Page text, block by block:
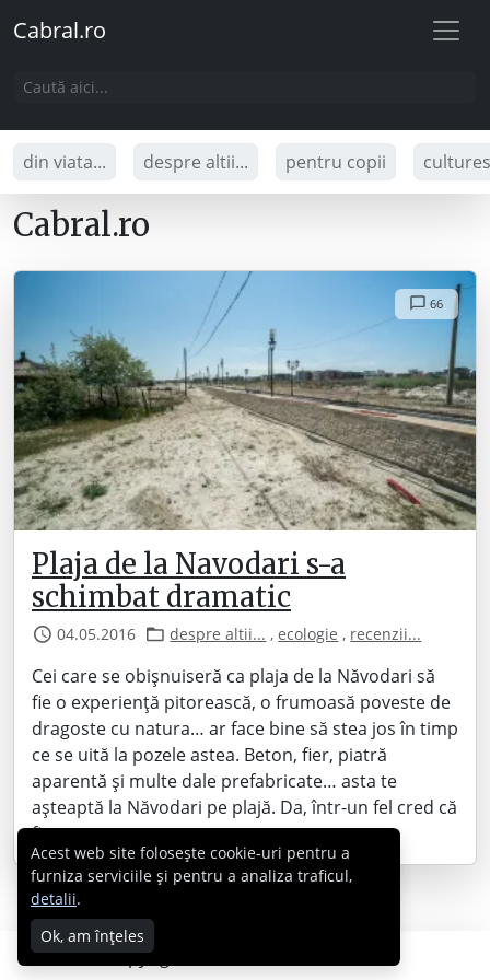
Cabral.ro
din viata... despre altii... pentru copii
Cabral.ro
66
Plaja de la Navodari s-a
schimbat dramatic
04.05.2016 despre altii... ,ecologie , recenzii...
Cei care se obișnuiseră ca plaja de la Năvodari să
fie o experiență pitorească, o frumoasă poveste de
dragoste cu natura… ar face bine să stea jos în timp
ce se uită la pozele astea. Beton, fier, piatră
aparentă și multe dale prefabricate… asta te
așteaptă la Năvodari pe plajă. Da, într-un fel cred că
fiecare…
Copyright © 2007 - 2026 Cabral.ro
Acest web site folosește cookie-uri pentru a
furniza serviciile și pentru a analiza traficul,
detalii.
Ok, am înțeles